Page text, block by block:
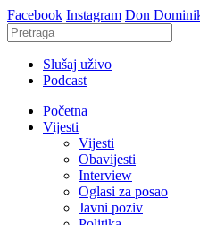
Facebook Instagram Don
Slušaj uživo
Podcast
Početna
Vijesti
Vijesti
Obavijesti
Interview
Oglasi za posao
Javni poziv